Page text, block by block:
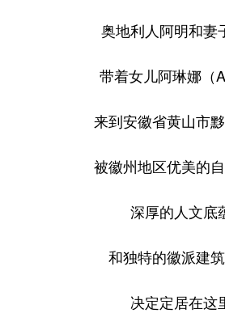
娱乐
一带一路
安徽
河南 湖
奥地利人阿明和妻
带着女儿阿琳娜（
来到安徽省黄山市
被徽州地区优美的
深厚的人文底
和独特的徽派建
决定定居在这